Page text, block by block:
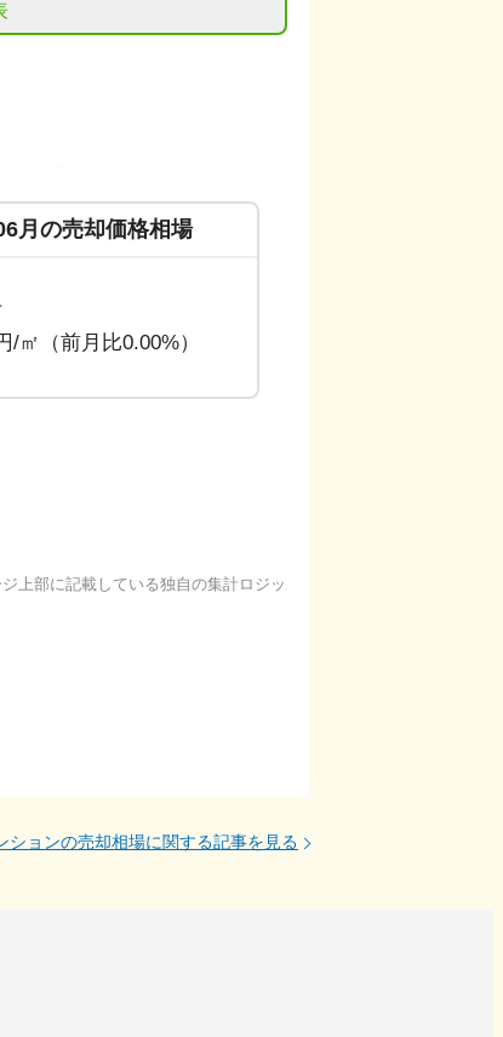
月の売却価格相場
/㎡（前月比0.00%）
上部に記載している独自の集計ロジッ
ションの売却相場に関する記事を見る